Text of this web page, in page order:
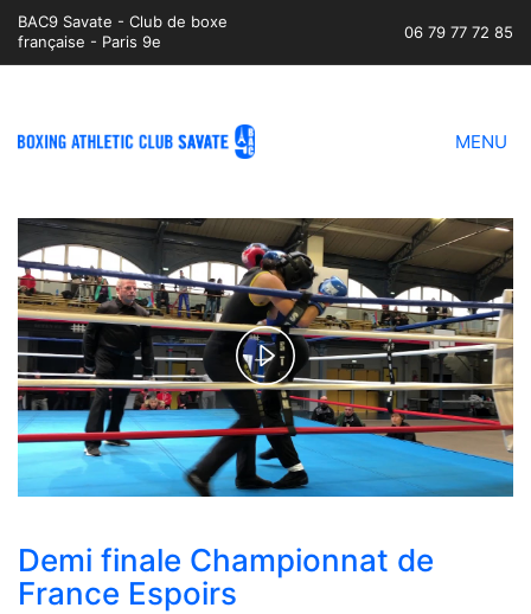
BAC9 Savate - Club de boxe
française - Paris 9e
06 79 77 72 85
MENU
Play
Video
Demi finale Championnat de
France Espoirs